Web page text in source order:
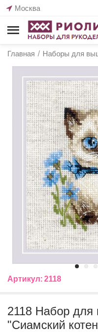
Москва
Главная / Наборы для
Артикул: 2118
2118 Набор
"Сиамский